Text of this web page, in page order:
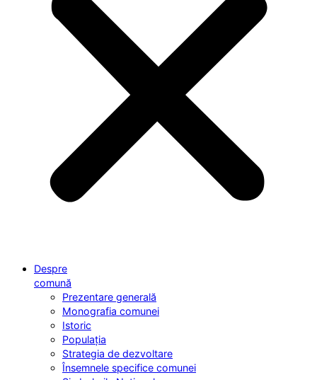
Despre
comună
Prezentare generală
Monografia comunei
Istoric
Populația
Strategia de dezvoltare
Însemnele specifice comunei